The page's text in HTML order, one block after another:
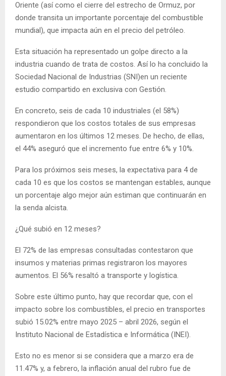
Oriente (así como el cierre del estrecho de Ormuz, por
donde transita un importante porcentaje del combustible
mundial), que impacta aún en el precio del petróleo.
Esta situación ha representado un golpe directo a la
industria cuando de trata de costos. Así lo ha concluido la
Sociedad Nacional de Industrias (SNI)en un reciente
estudio compartido en exclusiva con Gestión.
En concreto, seis de cada 10 industriales (el 58%)
respondieron que los costos totales de sus empresas
aumentaron en los últimos 12 meses. De hecho, de ellas,
el 44% aseguró que el incremento fue entre 6% y 10%.
Para los próximos seis meses, la expectativa para 4 de
cada 10 es que los costos se mantengan estables, aunque
un porcentaje algo mejor aún estiman que continuarán en
la senda alcista.
¿Qué subió en 12 meses?
El 72% de las empresas consultadas contestaron que
insumos y materias primas registraron los mayores
aumentos. El 56% resaltó a transporte y logística.
Sobre este último punto, hay que recordar que, con el
impacto sobre los combustibles, el precio en transportes
subió 15.02% entre mayo 2025 – abril 2026, según el
Instituto Nacional de Estadística e Informática (INEI).
Esto no es menor si se considera que a marzo era de
11.47% y, a febrero, la inflación anual del rubro fue de